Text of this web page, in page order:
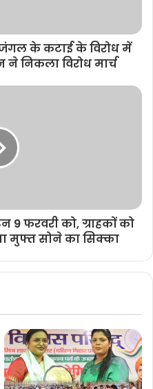
के कटाई के विरोध में
निकला विरोध मार्च
9 फरवरी को, ग्राहकों को
मुफ्त सोने का सिक्का